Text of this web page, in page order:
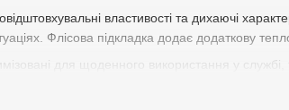
властивості та дихаючі
Флісова підкладка додає додаткову
для щоденного використання у